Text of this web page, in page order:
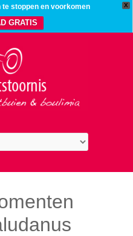
X
te stoppen en voorkomen
GRATIS